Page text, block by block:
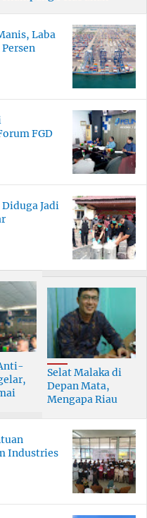
Laba
FGD
Jadi
Selat Malaka di
Depan Mata,
Mengapa Riau
Industries